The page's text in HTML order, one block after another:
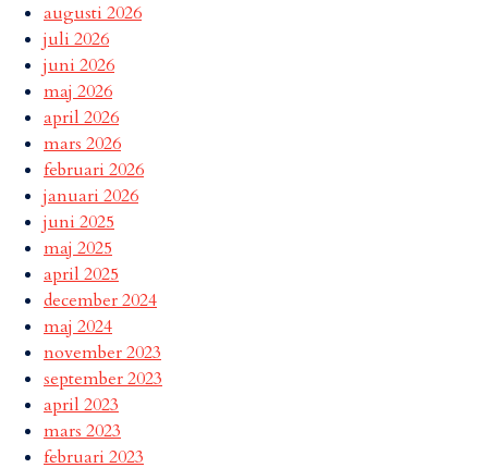
augusti 2026
juli 2026
juni 2026
maj 2026
april 2026
mars 2026
februari 2026
januari 2026
juni 2025
maj 2025
april 2025
december 2024
maj 2024
november 2023
september 2023
april 2023
mars 2023
februari 2023